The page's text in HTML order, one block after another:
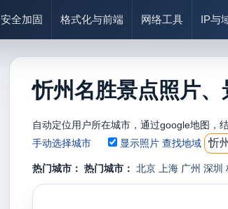
安全加固 格式化与前端 网络工具 IP与
忻州名胜景点照片
自动定位用户所在城市，通过google地图，
手动选择城市
显示照片 查找地域
热门城市： 热门城市： 北京 上海 广州 深圳